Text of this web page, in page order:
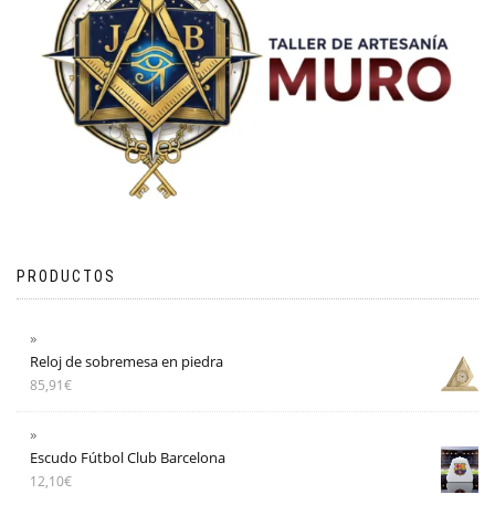
PRODUCTOS
Reloj de sobremesa en piedra
85,91€
Escudo Fútbol Club Barcelona
12,10€